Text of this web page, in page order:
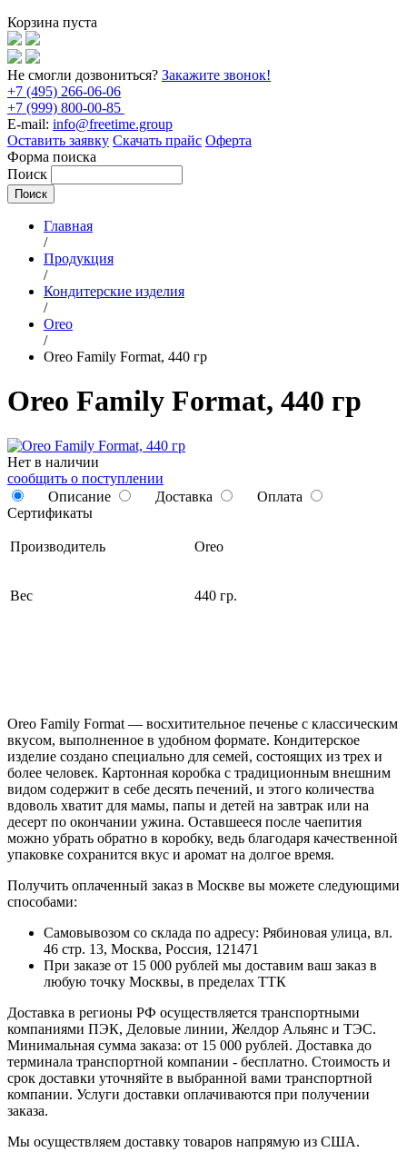
Корзина пуста
Не смогли дозвониться? Закажите звонок!
+7 (495) 266-06-06
+7 (999) 800-00-85
E-mail: info@freetime.group
Оставить заявку Скачать прайс Оферта
Форма поиска
Поиск
Главная
/
Продукция
/
Кондитерские изделия
/
Oreo
/
Oreo Family Format, 440 гр
Oreo Family Format, 440 гр
Нет в наличии
сообщить о поступлении
Описание
Доставка
Оплата
Сертификаты
Производитель Oreo
Вес 440 гр.
Oreo Family Format — восхитительное печенье с классическим
вкусом, выполненное в удобном формате. Кондитерское
изделие создано специально для семей, состоящих из трех и
более человек. Картонная коробка с традиционным внешним
видом содержит в себе десять печений, и этого количества
вдоволь хватит для мамы, папы и детей на завтрак или на
десерт по окончании ужина. Оставшееся после чаепития
можно убрать обратно в коробку, ведь благодаря качественной
упаковке сохранится вкус и аромат на долгое время.
Получить оплаченный заказ в Москве вы можете следующими
способами:
Самовывозом со склада по адресу: Рябиновая улица, вл.
46 стр. 13, Москва, Россия, 121471
При заказе от 15 000 рублей мы доставим ваш заказ в
любую точку Москвы, в пределах ТТК
Доставка в регионы РФ осуществляется транспортными
компаниями ПЭК, Деловые линии, Желдор Альянс и ТЭС.
Минимальная сумма заказа: от 15 000 рублей. Доставка до
терминала транспортной компании - бесплатно. Стоимость и
срок доставки уточняйте в выбранной вами транспортной
компании. Услуги доставки оплачиваются при получении
заказа.
Мы осуществляем доставку товаров напрямую из США.